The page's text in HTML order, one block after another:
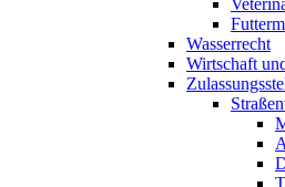
Wasserrecht
Wirtschaft